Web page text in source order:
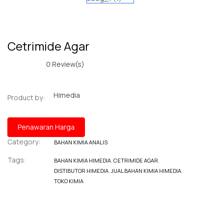
Cetrimide Agar
0 Review(s)
Product by: Himedia
Penawaran Harga
Category:
BAHAN KIMIA ANALIS
Tags: BAHAN KIMIA HIMEDIA CETRIMIDE AGAR
DISTIBUTOR HIMEDIA ,JUAL BAHAN KIMIA HIMEDIA
TOKO KIMIA